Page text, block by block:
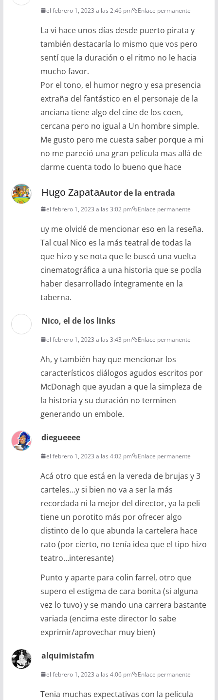
el febrero 1, 2023 a las 2:46 pm Enlace permanente
La vi hace unos días desde puerto pirata y
también destacaría lo mismo que vos pero
sentí que la duración o el ritmo no le hacia
mucho favor.
Por el tono, el humor negro y esa presencia
extraña del fantástico en el personaje de la
anciana tiene algo del cine de los coen,
cercana pero no igual a Un hombre simple.
Me gusto pero me cuesta saber porque a mi
no me pareció una gran película mas allá de
darme cuenta todo lo bueno que hace
Hugo ZapataAutor de la entrada
el febrero 1, 2023 a las 3:02 pm Enlace permanente
uy me olvidé de mencionar eso en la reseña.
Tal cual Nico es la más teatral de todas la
que hizo y se nota que le buscó una vuelta
cinematográfica a una historia que se podía
haber desarrollado íntegramente en la
taberna.
Nico, el de los links
el febrero 1, 2023 a las 3:43 pm Enlace permanente
Ah, y también hay que mencionar los
característicos diálogos agudos escritos por
McDonagh que ayudan a que la simpleza de
la historia y su duración no terminen
generando un embole.
diegueeee
el febrero 1, 2023 a las 4:02 pm Enlace permanente
Acá otro que está en la vereda de brujas y 3
carteles…y si bien no va a ser la más
recordada ni la mejor del director, ya la peli
tiene un porotito más por ofrecer algo
distinto de lo que abunda la cartelera hace
rato (por cierto, no tenía idea que el tipo hizo
teatro…interesante)
Punto y aparte para colin farrel, otro que
supero el estigma de cara bonita (si alguna
vez lo tuvo) y se mando una carrera bastante
variada (encima este director lo sabe
exprimir/aprovechar muy bien)
alquimistafm
el febrero 1, 2023 a las 4:06 pm Enlace permanente
Tenia muchas expectativas con la pelicula